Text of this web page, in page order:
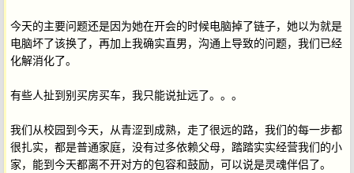
今天的主要问题还是因为她在开会的时候电脑掉了链子，她以为就是
电脑坏了该换了，再加上我确实直男，沟通上导致的问题，我们已经
化解消化了。
有些人扯到别买房买车，我只能说扯远了。。。
我们从校园到今天，从青涩到成熟，走了很远的路，我们的每一步都
很扎实，都是普通家庭，没有过多依赖父母，踏踏实实经营我们的小
家，能到今天都离不开对方的包容和鼓励，可以说是灵魂伴侣了。